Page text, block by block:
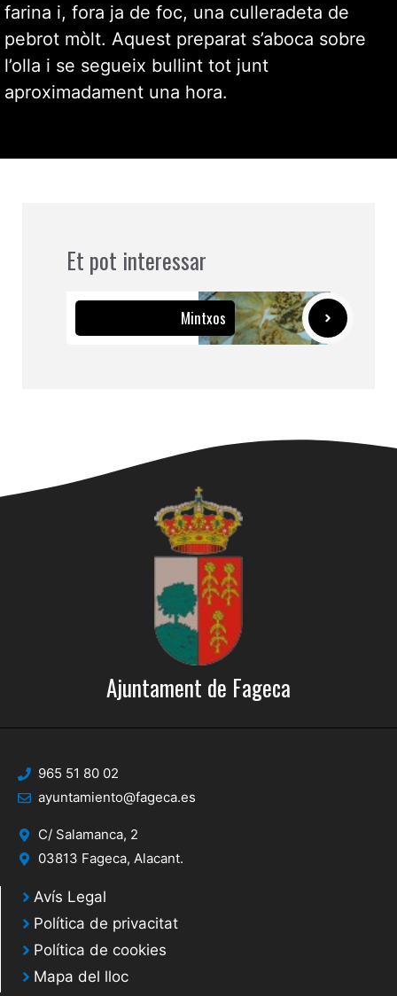
farina i, fora ja de foc, una culleradeta de
pebrot mòlt. Aquest preparat s’aboca sobre
l’olla i se segueix bullint tot junt
aproximadament una hora.
Et pot interessar
Mintxos
Ajuntament de Fageca
965 51 80 02
ayuntamiento@fageca.es
C/ Salamanca, 2
03813 Fageca, Alacant.
Avís Legal
Política de privacitat
Política de cookies
Mapa del lloc